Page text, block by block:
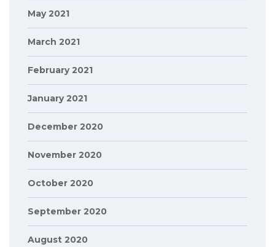
May 2021
March 2021
February 2021
January 2021
December 2020
November 2020
October 2020
September 2020
August 2020